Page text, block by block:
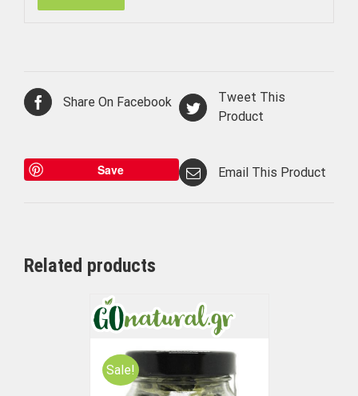
Share On Facebook
Tweet This
Product
Save Email This Product
Related products
Sale!